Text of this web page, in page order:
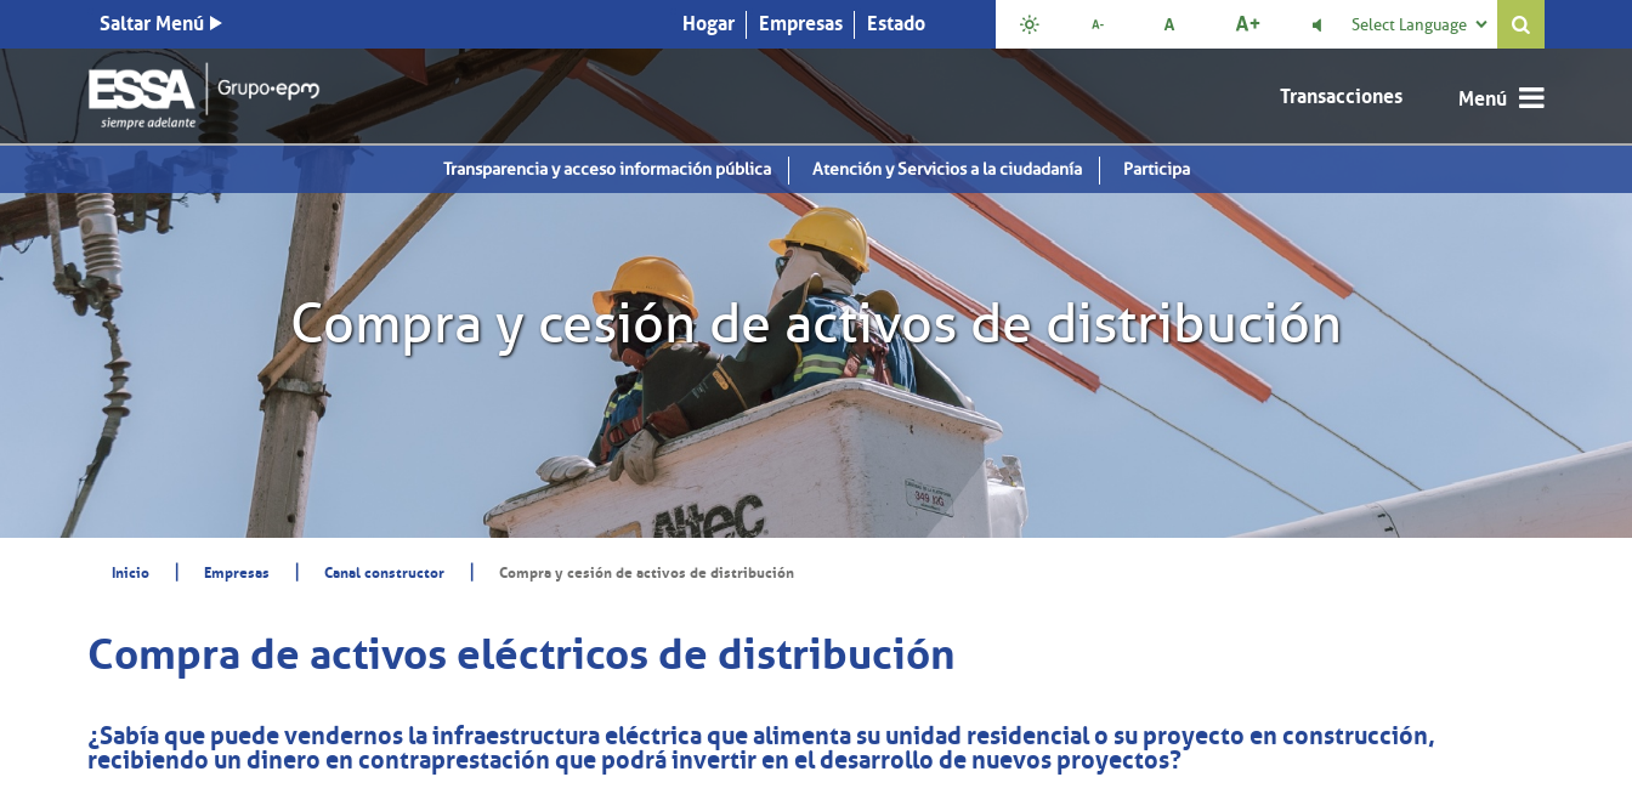
Saltar Menú Hogar Empresas Estado Select Language 
Transacciones
Transparencia y acceso información pública Atención y Servicios a la ciudadanía Participa
Compra y cesión de activos de distribución
Inicio | Empresas | Canal constructor | Compra y cesión de activos de distribución
Compra de activos eléctricos de distribución
¿Sabía que puede vendernos la infraestructura eléctrica que alimenta su unidad residencial o su proyecto en construcción,
recibiendo un dinero en contraprestación que podrá invertir en el desarrollo de nuevos proyectos?